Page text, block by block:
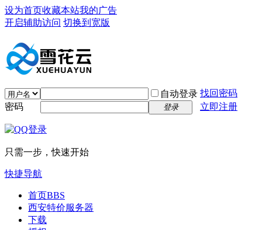
设为首页收藏本站我的广告
开启辅助访问 切换到宽版
自动登录 找回密码
密码
登录 立即注册
只需一步，快速开始
快捷导航
首页BBS
西安特价服务器
下载